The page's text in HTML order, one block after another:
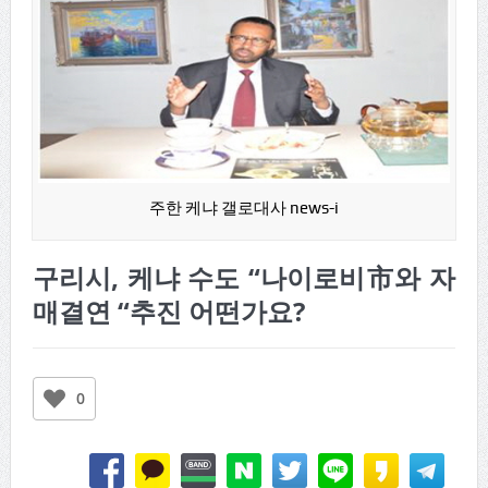
주한 케냐 갤로대사 news-i
구리시, 케냐 수도 “나이로비市와 자
매결연 “추진 어떤가요?
0